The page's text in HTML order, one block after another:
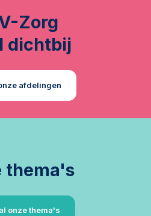
Zorg
dichtbij
afdelingen
thema's
onze thema's